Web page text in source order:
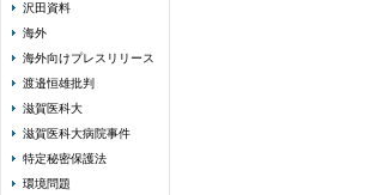
沢田資料
海外
海外向けプレスリリース
渡邉恒雄批判
滋賀医科大
滋賀医科大病院事件
特定秘密保護法
環境問題